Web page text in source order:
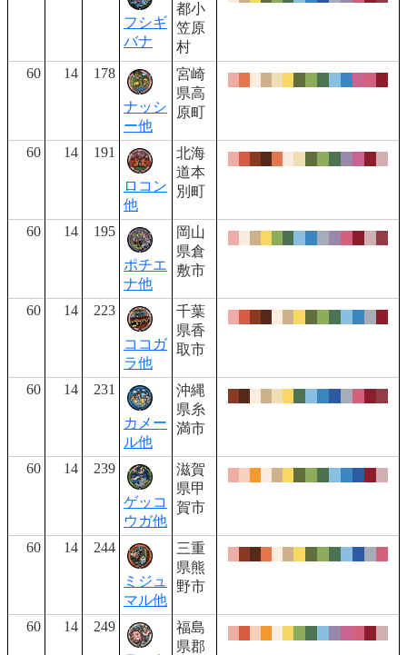
フシギ
バナ
都小
笠原
村
60
14 178
ナッシ
ー他
宮崎
県高
原町
60 14 191
ロコン
他
北海
道本
別町
60 14 195
ポチエ
ナ他
岡山
県倉
敷市
60 14 223
ココガ
ラ他
千葉
県香
取市
60 14 231
カメー
ル他
沖縄
県糸
満市
60 14 239
ゲッコ
ウガ他
滋賀
県甲
賀市
60 14 244
ミジュ
マル他
三重
県熊
野市
60 14 249
福島
県郡